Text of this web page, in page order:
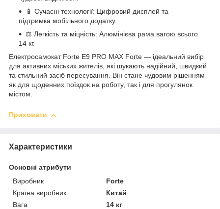
📱 Сучасні технології: Цифровий дисплей та
підтримка мобільного додатку.
⚖️ Легкість та міцність: Алюмінієва рама вагою всього
14 кг.
Електросамокат Forte E9 PRO MAX Forte — ідеальний вибір
для активних міських жителів, які шукають надійний, швидкий
та стильний засіб пересування. Він стане чудовим рішенням
як для щоденних поїздок на роботу, так і для прогулянок
містом.
Приховати
Характеристики
Основні атрибути
Виробник
Forte
Країна виробник
Китай
Вага
14 кг